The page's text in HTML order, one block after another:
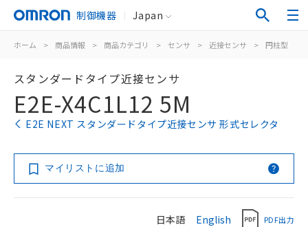
制御機器 Japan
ホーム > 商品情報 > 商品カテゴリ > センサ > 近接センサ > 円柱型
スタンダードタイプ近接センサ
E2E-X4C1L12 5M
E2E NEXT スタンダードタイプ近接センサ 形式セレクタ
マイリストに追加
日本語 English PDF出力